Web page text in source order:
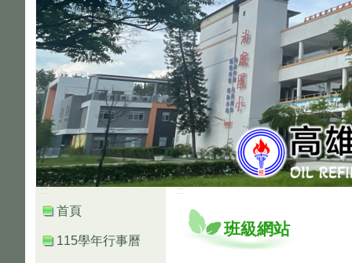
:::
首頁
115學年行事曆
:::
班級網站